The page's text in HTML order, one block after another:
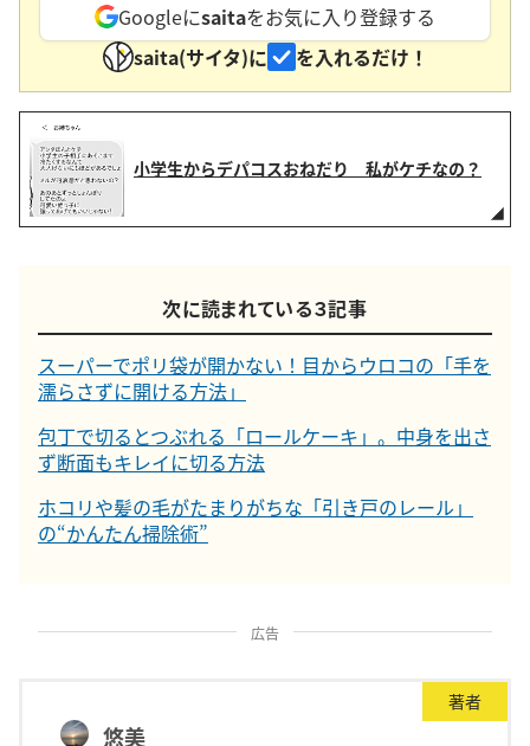
Googleにsaitaをお気に入り登録する
saita(サイタ)に
を入れるだけ！
小学生からデパコスおねだり 私がケチなの？
次に読まれている３記事
スーパーでポリ袋が開かない！目からウロコの「手を
濡らさずに開ける方法」
包丁で切るとつぶれる「ロールケーキ」。中身を出さ
ず断面もキレイに切る方法
ホコリや髪の毛がたまりがちな「引き戸のレール」
の“かんたん掃除術”
広告
著者
悠美